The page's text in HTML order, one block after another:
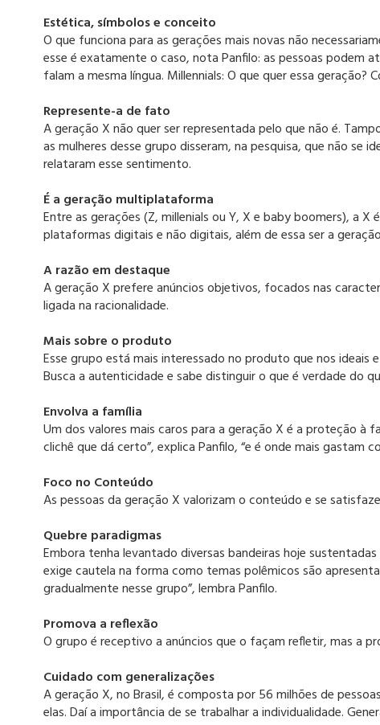
Estética, símbolos e conceito
O que funciona para as gerações mais novas não
esse é exatamente o caso, nota Panfilo: as pessoas podem
falam a mesma língua. Millennials: O que quer essa
Represente-a de fato
A geração X não quer ser representada pelo que não é.
as mulheres desse grupo disseram, na pesquisa, que não se
relataram esse sentimento.
É a geração multiplataforma
Entre as gerações (Z, millenials ou Y, X e baby boomers), a
plataformas digitais e não digitais, além de essa ser a
A razão em destaque
A geração X prefere anúncios objetivos, focados nas
ligada na racionalidade.
Mais sobre o produto
Esse grupo está mais interessado no produto que nos
Busca a autenticidade e sabe distinguir o que é verdade do
Envolva a família
Um dos valores mais caros para a geração X é a proteção à
clichê que dá certo”, explica Panfilo, “e é onde mais gastam
Foco no Conteúdo
As pessoas da geração X valorizam o conteúdo e se
Quebre paradigmas
Embora tenha levantado diversas bandeiras hoje
exige cautela na forma como temas polêmicos são
gradualmente nesse grupo”, lembra Panfilo.
Promova a reflexão
O grupo é receptivo a anúncios que o façam refletir, mas a
Cuidado com generalizações
A geração X, no Brasil, é composta por 56 milhões de
elas. Daí a importância de se trabalhar a individualidade.